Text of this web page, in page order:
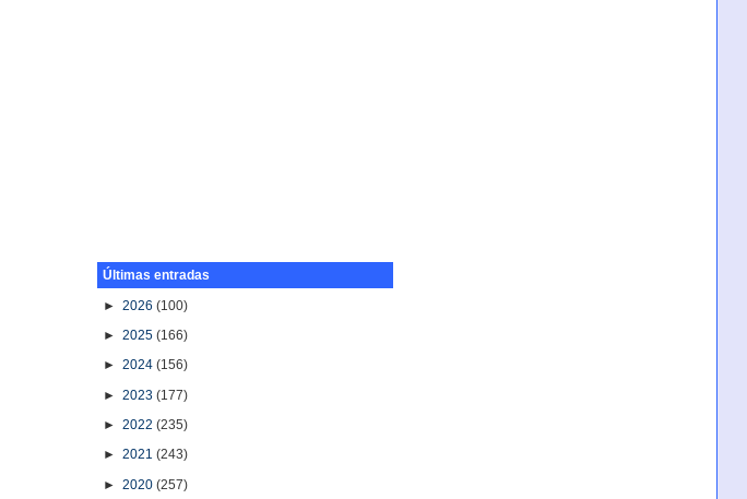
Últimas entradas
►2026(100)
►2025(166)
►2024(156)
►2023(177)
►2022(235)
►2021(243)
►2020(257)